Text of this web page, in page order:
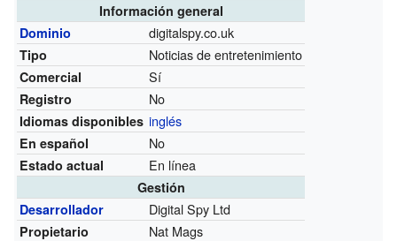
Información general
Dominio
digitalspy.co.uk
Tipo Noticias de entretenimiento
Comercial Sí
Registro No
Idiomas disponibles inglés
En español No
Estado actual En línea
Gestión
Desarrollador
Digital Spy Ltd
Propietario Nat Mags